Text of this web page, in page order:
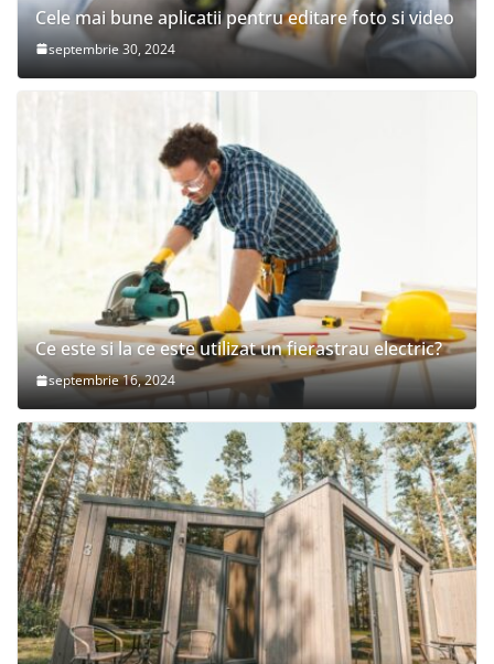
Cele mai bune aplicatii pentru editare foto si video
septembrie 30, 2024
Ce este si la ce este utilizat un fierastrau electric?
septembrie 16, 2024